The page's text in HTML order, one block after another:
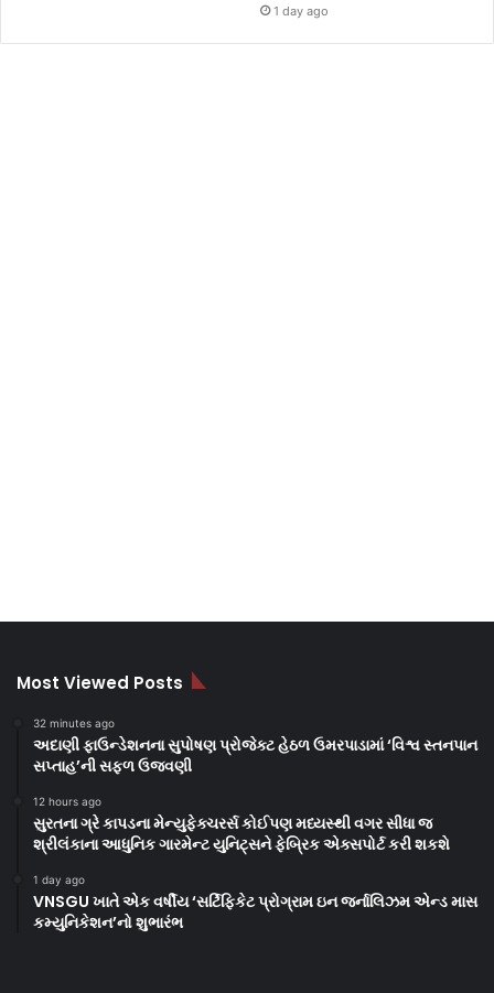
1 day ago
Most Viewed Posts
32 minutes ago
અદાણી ફાઉન્ડેશનના સુપોષણ પ્રોજેક્ટ હેઠળ ઉમરપાડામાં ‘વિશ્વ સ્તનપાન
સપ્તાહ’ની સફળ ઉજવણી
12 hours ago
સુરતના ગ્રે કાપડના મેન્યુફેક્ચરર્સ કોઈપણ મધ્યસ્થી વગર સીધા જ
શ્રીલંકાના આધુનિક ગારમેન્ટ યુનિટ્સને ફેબ્રિક એક્સપોર્ટ કરી શકશે
1 day ago
VNSGU ખાતે એક વર્ષીય ‘સર્ટિફિકેટ પ્રોગ્રામ ઇન જર્નાલિઝમ એન્ડ માસ
કમ્યુનિકેશન’નો શુભારંભ